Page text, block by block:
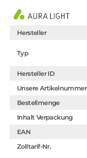
Hersteller
Typ
Hersteller ID
Unsere Artikelnummer
Bestellmenge
Inhalt Verpackung
EAN
Zolltarif-Nr.